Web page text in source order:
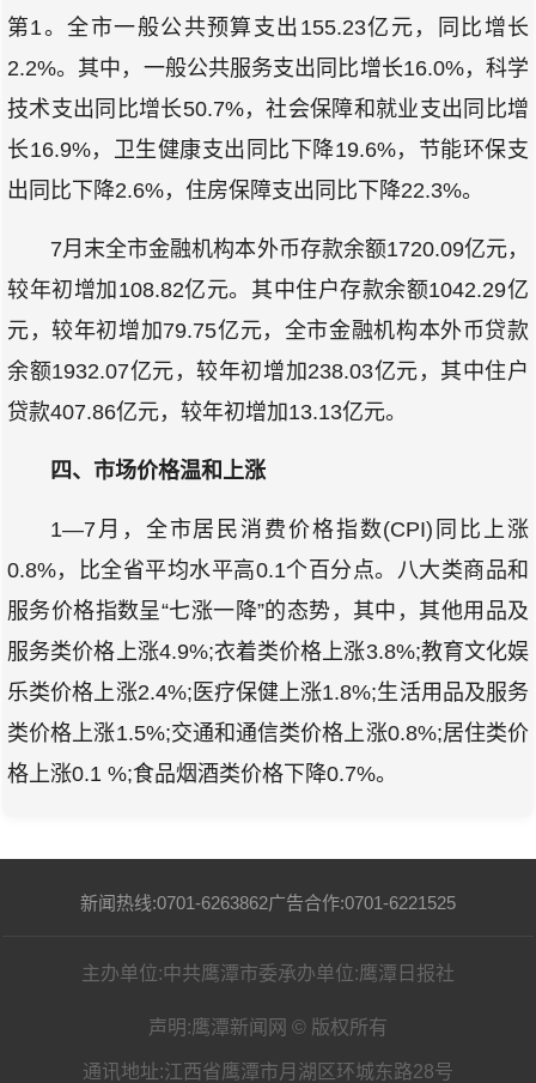
第1。全市一般公共预算支出155.23亿元，同比增长
2.2%。其中，一般公共服务支出同比增长16.0%，科学
技术支出同比增长50.7%，社会保障和就业支出同比增
长16.9%，卫生健康支出同比下降19.6%，节能环保支
出同比下降2.6%，住房保障支出同比下降22.3%。
7月末全市金融机构本外币存款余额1720.09亿元，
较年初增加108.82亿元。其中住户存款余额1042.29亿
元，较年初增加79.75亿元，全市金融机构本外币贷款
余额1932.07亿元，较年初增加238.03亿元，其中住户
贷款407.86亿元，较年初增加13.13亿元。
四、市场价格温和上涨
1—7月，全市居民消费价格指数(CPI)同比上涨
0.8%，比全省平均水平高0.1个百分点。八大类商品和
服务价格指数呈“七涨一降”的态势，其中，其他用品及
服务类价格上涨4.9%;衣着类价格上涨3.8%;教育文化娱
乐类价格上涨2.4%;医疗保健上涨1.8%;生活用品及服务
类价格上涨1.5%;交通和通信类价格上涨0.8%;居住类价
格上涨0.1 %;食品烟酒类价格下降0.7%。
新闻热线:0701-6263862广告合作:0701-6221525
主办单位:中共鹰潭市委承办单位:鹰潭日报社
声明:鹰潭新闻网 © 版权所有
通讯地址:江西省鹰潭市月湖区环城东路28号